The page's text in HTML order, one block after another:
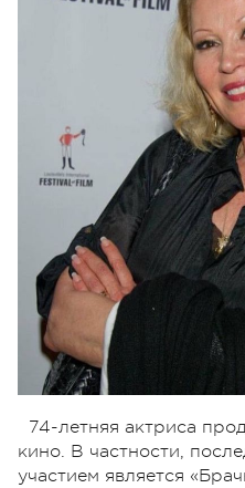
74-летняя актриса
кино. В частности,
участием является